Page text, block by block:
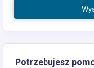
Potrzebujesz